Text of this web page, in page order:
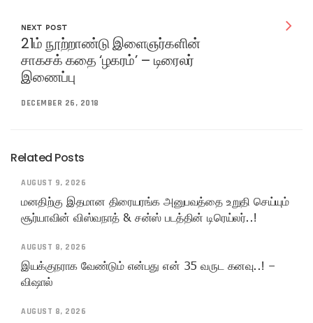
NEXT POST
21ம் நூற்றாண்டு இளைஞர்களின்
சாகசக் கதை ‘ழகரம்’ – டிரைலர்
இணைப்பு
DECEMBER 26, 2018
Related Posts
AUGUST 9, 2026
மனதிற்கு இதமான திரையரங்க அனுபவத்தை உறுதி செய்யும்
சூர்யாவின் விஸ்வநாத் & சன்ஸ் படத்தின் டிரெய்லர்..!
AUGUST 8, 2026
இயக்குநராக வேண்டும் என்பது என் 35 வருட கனவு..! –
விஷால்
AUGUST 8, 2026